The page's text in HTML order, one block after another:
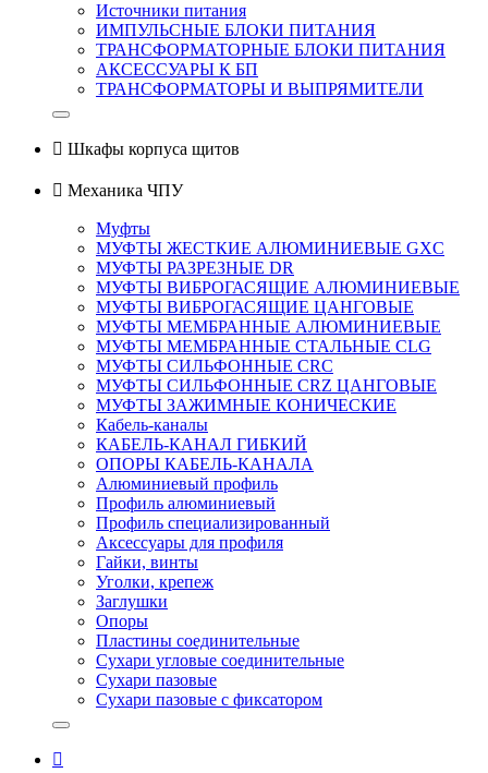
Источники питания
ИМПУЛЬСНЫЕ БЛОКИ ПИТАНИЯ
ТРАНСФОРМАТОРНЫЕ БЛОКИ ПИТАНИЯ
АКСЕССУАРЫ К БП
ТРАНСФОРМАТОРЫ И ВЫПРЯМИТЕЛИ
 Шкафы корпуса щитов
 Механика ЧПУ
Муфты
МУФТЫ ЖЕСТКИЕ АЛЮМИНИЕВЫЕ GXC
МУФТЫ РАЗРЕЗНЫЕ DR
МУФТЫ ВИБРОГАСЯЩИЕ АЛЮМИНИЕВЫЕ
МУФТЫ ВИБРОГАСЯЩИЕ ЦАНГОВЫЕ
МУФТЫ МЕМБРАННЫЕ АЛЮМИНИЕВЫЕ
МУФТЫ МЕМБРАННЫЕ СТАЛЬНЫЕ CLG
МУФТЫ СИЛЬФОННЫЕ CRC
МУФТЫ СИЛЬФОННЫЕ CRZ ЦАНГОВЫЕ
МУФТЫ ЗАЖИМНЫЕ КОНИЧЕСКИЕ
Кабель-каналы
КАБЕЛЬ-КАНАЛ ГИБКИЙ
ОПОРЫ КАБЕЛЬ-КАНАЛА
Алюминиевый профиль
Профиль алюминиевый
Профиль специализированный
Аксессуары для профиля
Гайки, винты
Уголки, крепеж
Заглушки
Опоры
Пластины соединительные
Сухари угловые соединительные
Сухари пазовые
Сухари пазовые с фиксатором
